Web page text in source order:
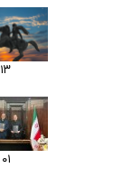
۱۳ تیر ۰۵
۰۱ تیر ۰۵